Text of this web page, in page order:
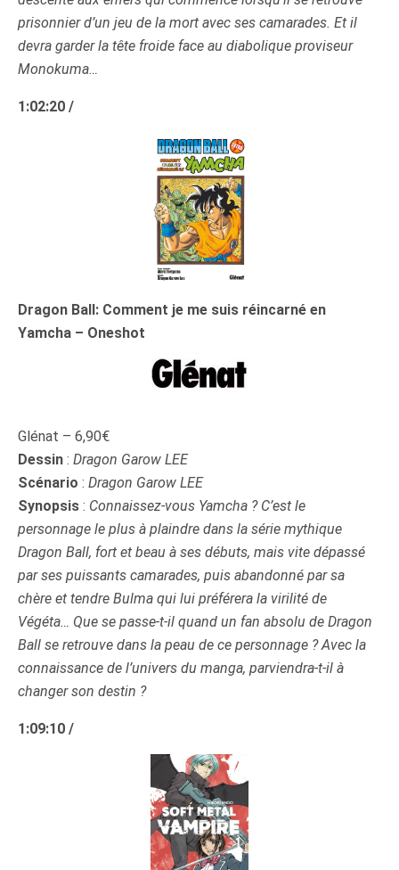
prisonnier d’un jeu de la mort avec ses camarades. Et il
devra garder la tête froide face au diabolique proviseur
Monokuma…
1:02:20 /
Dragon Ball: Comment je me suis réincarné en
Yamcha – Oneshot
Glénat – 6,90€
Dessin : Dragon Garow LEE
Scénario : Dragon Garow LEE
Synopsis : Connaissez-vous Yamcha ? C’est le
personnage le plus à plaindre dans la série mythique
Dragon Ball, fort et beau à ses débuts, mais vite dépassé
par ses puissants camarades, puis abandonné par sa
chère et tendre Bulma qui lui préférera la virilité de
Végéta… Que se passe-t-il quand un fan absolu de Dragon
Ball se retrouve dans la peau de ce personnage ? Avec la
connaissance de l’univers du manga, parviendra-t-il à
changer son destin ?
1:09:10 /